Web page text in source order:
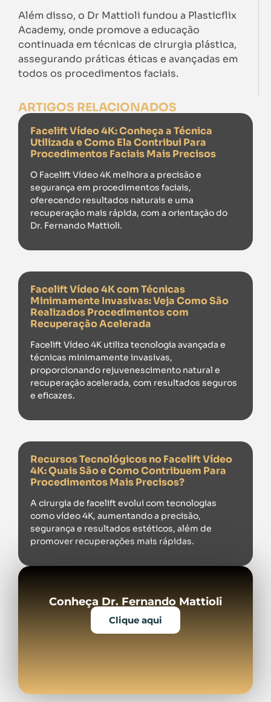
Além disso, o Dr Mattioli fundou a Plasticflix
Academy, onde promove a educação
continuada em técnicas de cirurgia plástica,
assegurando práticas éticas e avançadas em
todos os procedimentos faciais.
ARTIGOS RELACIONADOS
Facelift Vídeo 4K: Conheça a Técnica
Utilizada e Como Ela Contribui Para
Procedimentos Faciais Mais Precisos
O Facelift Vídeo 4K melhora a precisão e
segurança em procedimentos faciais,
oferecendo resultados naturais e uma
recuperação mais rápida, com a orientação do
Dr. Fernando Mattioli.
Facelift Vídeo 4K com Técnicas
Minimamente Invasivas: Veja Como São
Realizados Procedimentos com
Recuperação Acelerada
Facelift Vídeo 4K utiliza tecnologia avançada e
técnicas minimamente invasivas,
proporcionando rejuvenescimento natural e
recuperação acelerada, com resultados seguros
e eficazes.
Recursos Tecnológicos no Facelift Vídeo
4K: Quais São e Como Contribuem Para
Procedimentos Mais Precisos?
A cirurgia de facelift evolui com tecnologias
como vídeo 4K, aumentando a precisão,
segurança e resultados estéticos, além de
promover recuperações mais rápidas.
Conheça Dr. Fernando Mattioli
Clique aqui